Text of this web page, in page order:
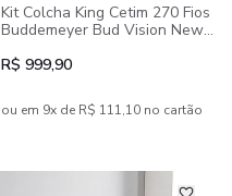
Kit Colcha King Cetim 270 Fios
Buddemeyer Bud Vision New
Penteado 3 peças
R$ 999,90
ou em 9x de R$ 111,10 no cartão